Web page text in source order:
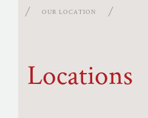
OUR LOCATION
Locations